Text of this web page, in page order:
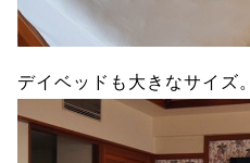
デイベッドも大きなサイズ。